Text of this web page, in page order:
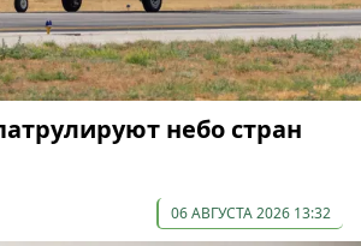
небо стран
06 АВГУСТА 2026 13:32